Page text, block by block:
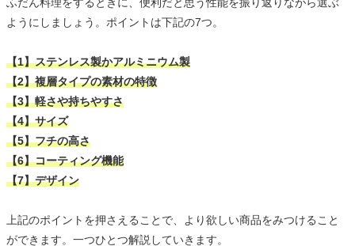
ふだん料理をするときに、便利だと思う性能を振り返りながら選ぶ
ようにしましょう。ポイントは下記の7つ。
【1】ステンレス製かアルミニウム製
【2】複層タイプの素材の特徴
【3】軽さや持ちやすさ
【4】サイズ
【5】フチの高さ
【6】コーティング機能
【7】デザイン
上記のポイントを押さえることで、より欲しい商品をみつけること
ができます。一つひとつ解説していきます。